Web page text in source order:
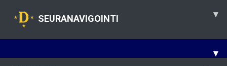
SEURANAVIGOINTI ▾
▾